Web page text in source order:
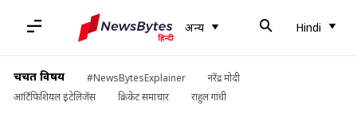
अन्य Hindi
चर्चित विषय #NewsBytesExplainer
नरेंद्र मोदी
आर्टिफिशियल इंटेलिजेंस
क्रिकेट समाचार राहुल गांधी